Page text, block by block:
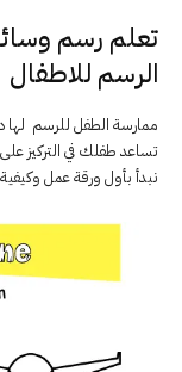
تعلم رسم
الرسم للاطفال
ممارسة الطفل للرسم لها
تساعد طفلك في التركيز
نبدأ بأول ورقة عمل